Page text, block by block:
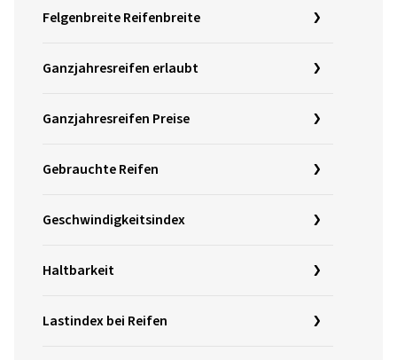
Felgenbreite Reifenbreite
Ganzjahresreifen erlaubt
Ganzjahresreifen Preise
Gebrauchte Reifen
Geschwindigkeitsindex
Haltbarkeit
Lastindex bei Reifen